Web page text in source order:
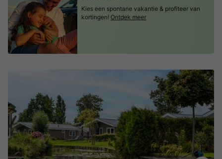
Kies een spontane vakantie & profiteer van
kortingen! Ontdek meer